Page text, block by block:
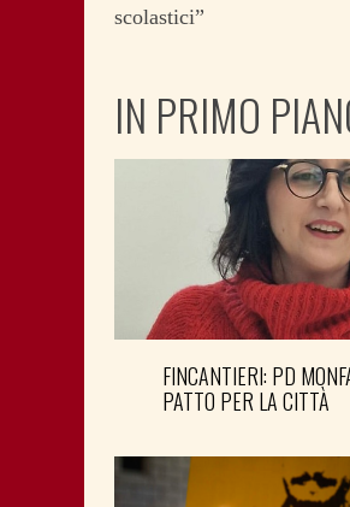
scolastici”
IN PRIMO
FINCANTIERI: PD
PATTO PER LA CITTÀ